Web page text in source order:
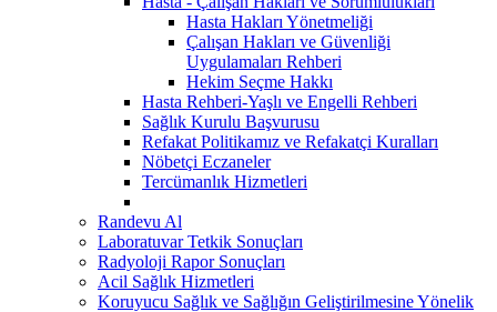
Hasta Hakları Yönetmeliği
Çalışan Hakları ve Güvenliği
Uygulamaları Rehberi
Hekim Seçme Hakkı
Hasta Rehberi-Yaşlı ve Engelli Rehberi
Sağlık Kurulu Başvurusu
Refakat Politikamız ve Refakatçi Kuralları
Nöbetçi Eczaneler
Tercümanlık Hizmetleri
Randevu Al
Laboratuvar Tetkik Sonuçları
Radyoloji Rapor Sonuçları
Acil Sağlık Hizmetleri
Koruyucu Sağlık ve Sağlığın Geliştirilmesine Yönelik